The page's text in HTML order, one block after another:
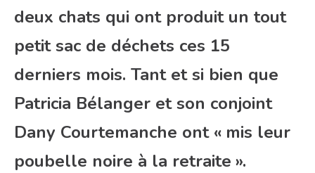
deux chats qui ont produit un tout
petit sac de déchets ces 15
derniers mois. Tant et si bien que
Patricia Bélanger et son conjoint
Dany Courtemanche ont « mis leur
poubelle noire à la retraite ».